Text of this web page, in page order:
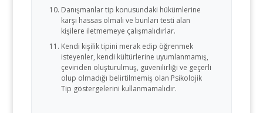
Danışmanlar tip konusundaki hükümlerine
karşı hassas olmalı ve bunları testi alan
kişilere iletmemeye çalışmalıdırlar.
Kendi kişilik tipini merak edip öğrenmek
isteyenler, kendi kültürlerine uyumlanmamış,
çeviriden oluşturulmuş, güvenilirliği ve geçerli
olup olmadığı belirtilmemiş olan Psikolojik
Tip göstergelerini kullanmamalıdır.